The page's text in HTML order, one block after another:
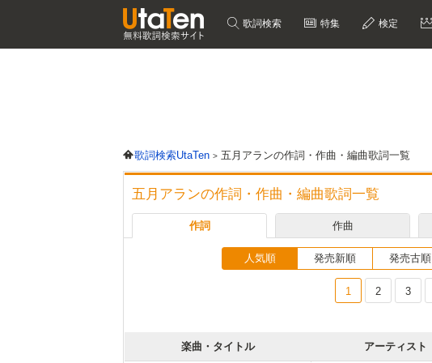
歌詞検索 特集 検定
歌詞検索UtaTen 五月アランの作詞・作曲・編曲歌詞一覧
五月アランの作詞・作曲・編曲歌詞一覧
作詞 作曲
人気順 発売新順 発売古順
1 2 3
楽曲・タイトル アーティスト